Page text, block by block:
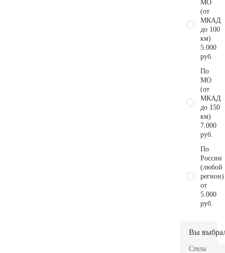
МО
(от
МКАД
до 100
км)
5.000
руб.
По
МО
(от
МКАД
до 150
км)
7.000
руб.
По
России
(любой
регион)
от
5.000
руб.
Вы
Стела